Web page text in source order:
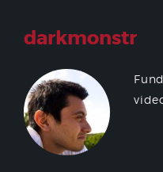
darkmonstr